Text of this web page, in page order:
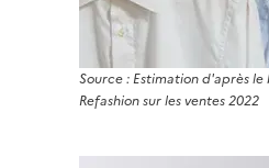
Source : Estimation d'après
Refashion sur les ventes 2022